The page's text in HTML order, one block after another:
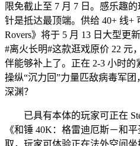
限免截止至 7 月 7 日。感乐趣
针是抵达最顶端。供给 40+ 线+
Rovers》将于 5 月 13 日大型更
#离火长明#这款逛戏原价 22 元
伴能够补上了。正在 2-3 小时的
操纵“沉力回”力量匹敌病毒军
深渊？
已具有本体的玩家可正在
《和锤 40K：格雷迪厄斯－和
取，玩家可体验正在法外空间